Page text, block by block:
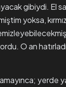
gibiydi. El
yoksa,
O an
yerde